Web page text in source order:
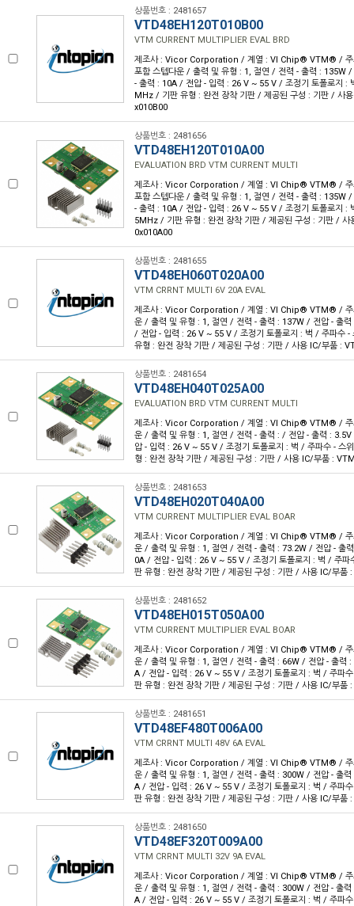
상품번호 : 2481657
VTD48EH120T010B00
VTM CURRENT MULTIPLIER EVAL BRD
제조사 : Vicor Corporation / 계열 : VI Chip® VTM® / 주
포함 스텝다운 / 출력 및 유형 : 1, 절연 / 전력 - 출력 : 135W
- 출력 : 10A / 전압 - 입력 : 26 V ~ 55 V / 조정기 토폴로지 :
MHz / 기판 유형 : 완전 장착 기판 / 제공된 구성 : 기판 / 사
x010B00
상품번호 : 2481656
VTD48EH120T010A00
EVALUATION BRD VTM CURRENT MULTI
제조사 : Vicor Corporation / 계열 : VI Chip® VTM® / 주
포함 스텝다운 / 출력 및 유형 : 1, 절연 / 전력 - 출력 : 135W
- 출력 : 10A / 전압 - 입력 : 26 V ~ 55 V / 조정기 토폴로지 :
5MHz / 기판 유형 : 완전 장착 기판 / 제공된 구성 : 기판 /
0x010A00
상품번호 : 2481655
VTD48EH060T020A00
VTM CRRNT MULTI 6V 20A EVAL
제조사 : Vicor Corporation / 계열 : VI Chip® VTM® / 주
운 / 출력 및 유형 : 1, 절연 / 전력 - 출력 : 137W / 전압 - 출
/ 전압 - 입력 : 26 V ~ 55 V / 조정기 토폴로지 : 벅 / 주파수
유형 : 완전 장착 기판 / 제공된 구성 : 기판 / 사용 IC/부품 :
상품번호 : 2481654
VTD48EH040T025A00
EVALUATION BRD VTM CURRENT MULTI
제조사 : Vicor Corporation / 계열 : VI Chip® VTM® / 주
운 / 출력 및 유형 : 1, 절연 / 전력 - 출력 : / 전압 - 출력 :
압 - 입력 : 26 V ~ 55 V / 조정기 토폴로지 : 벅 / 주파수 - 스
형 : 완전 장착 기판 / 제공된 구성 : 기판 / 사용 IC/부품 :
상품번호 : 2481653
VTD48EH020T040A00
VTM CURRENT MULTIPLIER EVAL BOAR
제조사 : Vicor Corporation / 계열 : VI Chip® VTM® / 주
운 / 출력 및 유형 : 1, 절연 / 전력 - 출력 : 73.2W / 전압 - 출
0A / 전압 - 입력 : 26 V ~ 55 V / 조정기 토폴로지 : 벅 / 주
판 유형 : 완전 장착 기판 / 제공된 구성 : 기판 / 사용 IC/부품
상품번호 : 2481652
VTD48EH015T050A00
VTM CURRENT MULTIPLIER EVAL BOAR
제조사 : Vicor Corporation / 계열 : VI Chip® VTM® / 주
운 / 출력 및 유형 : 1, 절연 / 전력 - 출력 : 66W / 전압 - 출력
A / 전압 - 입력 : 26 V ~ 55 V / 조정기 토폴로지 : 벅 / 주파
판 유형 : 완전 장착 기판 / 제공된 구성 : 기판 / 사용 IC/부품
상품번호 : 2481651
VTD48EF480T006A00
VTM CRRNT MULTI 48V 6A EVAL
제조사 : Vicor Corporation / 계열 : VI Chip® VTM® / 주
운 / 출력 및 유형 : 1, 절연 / 전력 - 출력 : 300W / 전압 - 출
A / 전압 - 입력 : 26 V ~ 55 V / 조정기 토폴로지 : 벅 / 주파
판 유형 : 완전 장착 기판 / 제공된 구성 : 기판 / 사용 IC/부품
상품번호 : 2481650
VTD48EF320T009A00
VTM CRRNT MULTI 32V 9A EVAL
제조사 : Vicor Corporation / 계열 : VI Chip® VTM® / 주
운 / 출력 및 유형 : 1, 절연 / 전력 - 출력 : 300W / 전압 - 출
A / 전압 - 입력 : 26 V ~ 55 V / 조정기 토폴로지 : 벅 / 주파